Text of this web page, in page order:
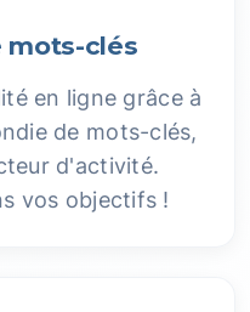
mots-clés
en ligne grâce à
de mots-clés,
d'activité.
vos objectifs !